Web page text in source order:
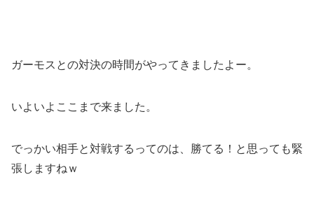
ガーモスとの対決の時間がやってきましたよー。
いよいよここまで来ました。
でっかい相手と対戦するってのは、勝てる！と思っても緊
張しますねｗ